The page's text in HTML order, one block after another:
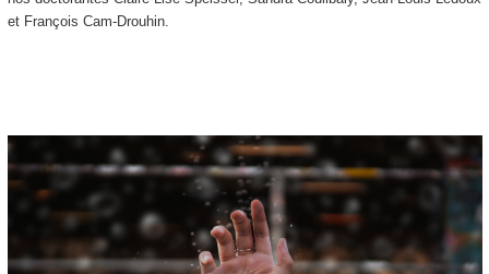
et François Cam-Drouhin.